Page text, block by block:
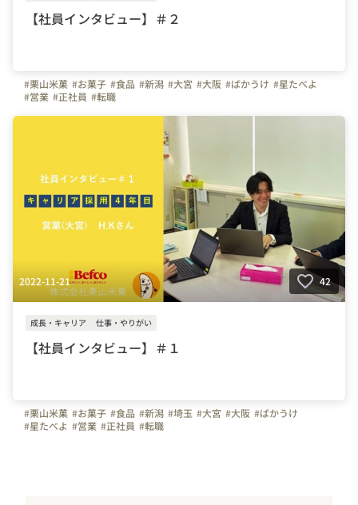
【社員インタビュー】＃２
#栗山米菓 #お菓子 #食品 #新潟 #大宮 #大阪 #ばかうけ #星たべよ
#営業 #正社員 #転職
2022-11-21 42
成長・キャリア 仕事・やりがい
【社員インタビュー】＃１
#栗山米菓 #お菓子 #食品 #新潟 #埼玉 #大宮 #大阪 #ばかうけ
#星たべよ #営業 #正社員 #転職